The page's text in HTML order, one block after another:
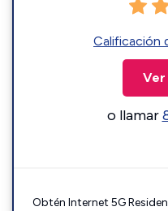
Calificación
Ver
o llamar
Obtén Internet 5G